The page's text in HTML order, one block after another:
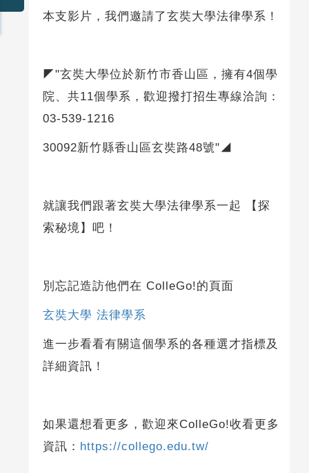
本支影片，我們邀請了玄奘大學法律學系！
◤"玄奘大學位於新竹市香山區，擁有4個學
院、共11個學系，歡迎撥打招生專線洽詢：
03-539-1216
30092新竹縣香山區玄奘路48號"◢
就讓我們跟著玄奘大學法律學系一起 【探
索秘境】吧！
別忘記造訪他們在 ColleGo!的頁面
玄奘大學 法律學系
進一步看看有關這個學系的各種選才指標及
詳細資訊！
如果還想看更多，歡迎來ColleGo!收看更多
資訊： https://collego.edu.tw/